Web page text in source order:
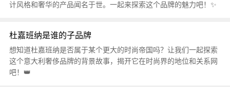
计风格和奢华的产品闻名于世。一起来探索这个品牌的魅力吧！✨
杜嘉班纳是谁的子品牌
想知道杜嘉班纳是否属于某个更大的时尚帝国吗？让我们一起探索
这个意大利奢侈品牌的背景故事，揭开它在时尚界的地位和关系网
吧！👑